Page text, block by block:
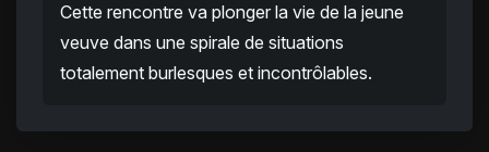
Cette rencontre va plonger la vie de la jeune
veuve dans une spirale de situations
totalement burlesques et incontrôlables.